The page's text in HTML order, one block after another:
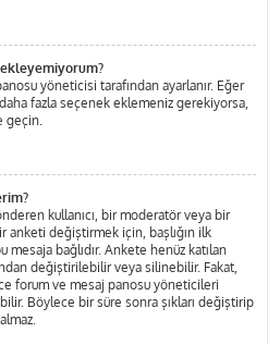
yöneticisi tarafından ayarlanır. Eğer
fazla seçenek eklemeniz gerekiyorsa,
geçin.
kullanıcı, bir moderatör veya bir
anketi değiştirmek için, başlığın ilk
mesaja bağlıdır. Ankete henüz katılan
değiştirilebilir veya silinebilir. Fakat,
forum ve mesaj panosu yöneticileri
Böylece bir süre sonra şıkları değiştirip